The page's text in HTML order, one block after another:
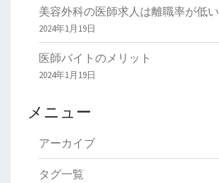
美容外科の医師求人は離職率が低い
2024年1月19日
医師バイトのメリット
2024年1月19日
メニュー
アーカイブ
タグ一覧